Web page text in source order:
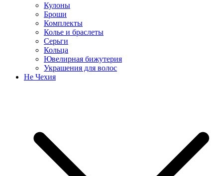
Кулоны
Броши
Комплекты
Колье и браслеты
Серьги
Кольца
Ювелирная бижутерия
Украшения для волос
Не Чехия